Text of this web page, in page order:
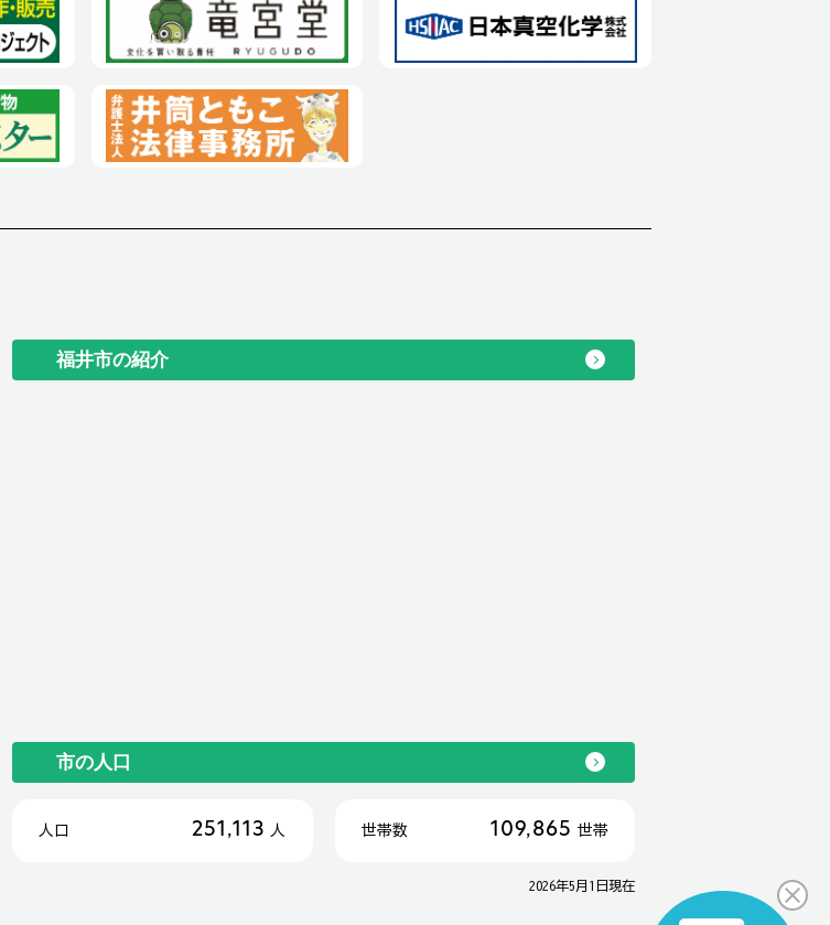
福井市の紹介
市の人口
人口 251,113 人 世帯数 109,865 世帯
2026年5月1日現在